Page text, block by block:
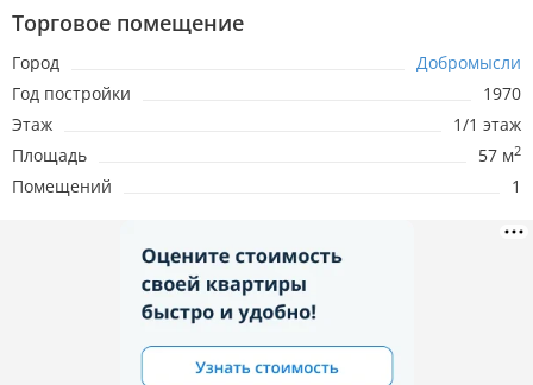
Торговое помещение
Город
Добромысли
Год постройки
1970
Этаж
1/1 этаж
Площадь
57 м2
Помещений 1